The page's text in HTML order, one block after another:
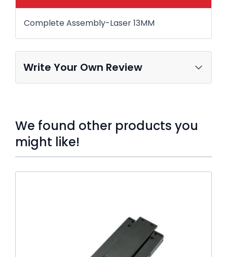
Complete Assembly-Laser 13MM
We found other products you
might like!
Press to skip carousel
Write Your Own Review